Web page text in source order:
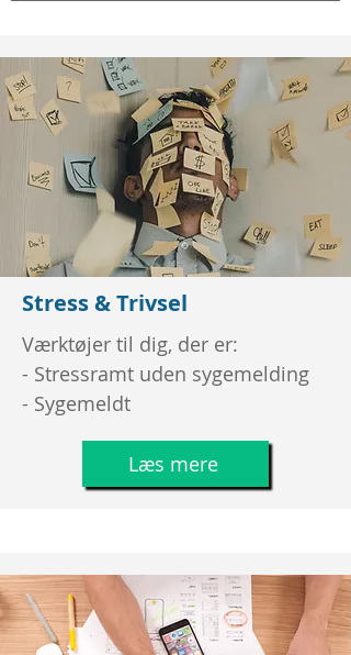
Stress & Trivsel
Værktøjer til dig, der er:
- Stressramt uden sygemelding
- Sygemeldt
Læs mere